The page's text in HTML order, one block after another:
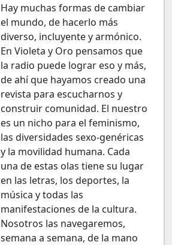
Hay muchas formas de cambiar
el mundo, de hacerlo más
diverso, incluyente y armónico.
En Violeta y Oro pensamos que
la radio puede lograr eso y más,
de ahí que hayamos creado una
revista para escucharnos y
construir comunidad. El nuestro
es un nicho para el feminismo,
las diversidades sexo-genéricas
y la movilidad humana. Cada
una de estas olas tiene su lugar
en las letras, los deportes, la
música y todas las
manifestaciones de la cultura.
Nosotros las navegaremos,
semana a semana, de la mano